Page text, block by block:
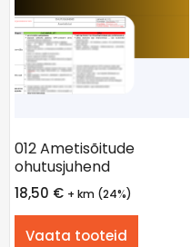
012 Ametisõitude
ohutusjuhend
18,50 € + km (24%)
Vaata tooteid